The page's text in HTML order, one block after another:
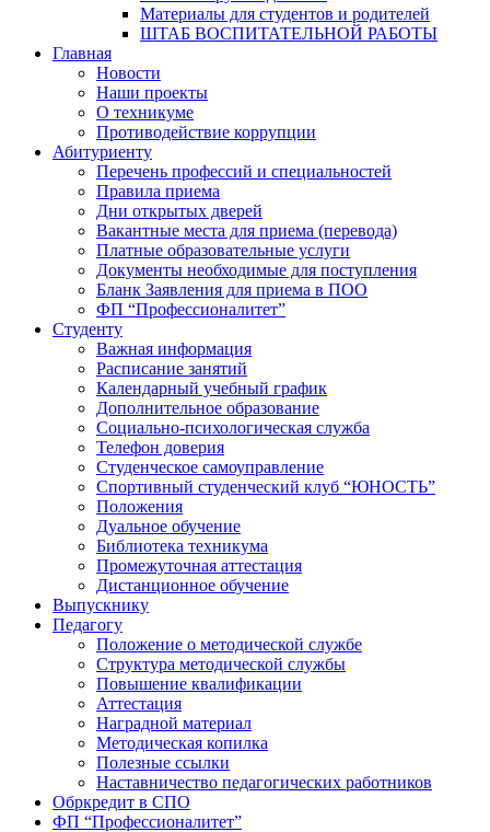
Материалы для студентов и родителей
ШТАБ ВОСПИТАТЕЛЬНОЙ РАБОТЫ
Главная
Новости
Наши проекты
О техникуме
Противодействие коррупции
Абитуриенту
Перечень профессий и специальностей
Правила приема
Дни открытых дверей
Вакантные места для приема (перевода)
Платные образовательные услуги
Документы необходимые для поступления
Бланк Заявления для приема в ПОО
ФП “Профессионалитет”
Студенту
Важная информация
Расписание занятий
Календарный учебный график
Дополнительное образование
Социально-психологическая служба
Телефон доверия
Студенческое самоуправление
Спортивный студенческий клуб “ЮНОСТЬ”
Положения
Дуальное обучение
Библиотека техникума
Промежуточная аттестация
Дистанционное обучение
Выпускнику
Педагогу
Положение о методической службе
Структура методической службы
Повышение квалификации
Аттестация
Наградной материал
Методическая копилка
Полезные ссылки
Наставничество педагогических работников
Обркредит в СПО
ФП “Профессионалитет”